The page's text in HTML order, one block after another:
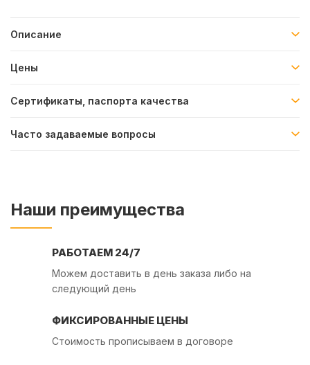
Описание
Цены
Сертификаты, паспорта качества
Часто задаваемые вопросы
Наши преимущества
РАБОТАЕМ 24/7
Можем доставить в день заказа либо на
следующий день
ФИКСИРОВАННЫЕ ЦЕНЫ
Стоимость прописываем в договоре